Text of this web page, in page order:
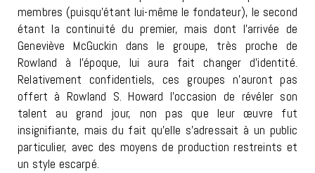
membres (puisqu’étant lui-même le fondateur), le second
étant la continuité du premier, mais dont l’arrivée de
Geneviève McGuckin dans le groupe, très proche de
Rowland à l’époque, lui aura fait changer d’identité.
Relativement confidentiels, ces groupes n’auront pas
offert à Rowland S. Howard l’occasion de révéler son
talent au grand jour, non pas que leur œuvre fut
insignifiante, mais du fait qu’elle s’adressait à un public
particulier, avec des moyens de production restreints et
un style escarpé.